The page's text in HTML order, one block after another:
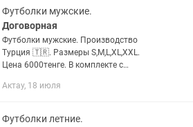
Футболки мужские.
Договорная
Футболки мужские. Производство
Турция 🇹🇷. Размеры S,M,L,XL,XXL.
Цена 6000тенге. В комплекте с
бесплатно Казпочтой 3-7дня в
Актау, 18 июля
Футболки летние.